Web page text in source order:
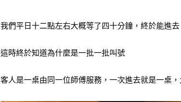
我們平日十二點左右大概等了四十分鐘，終於能進去
這時終於知道為什麼是一批一批叫號
客人是一桌由同一位師傅服務，一次進去就是一桌